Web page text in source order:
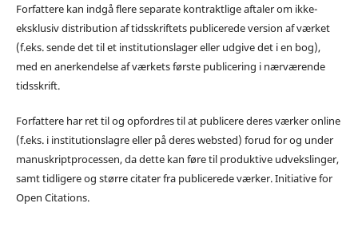
Forfattere kan indgå flere separate kontraktlige aftaler om ikke-
eksklusiv distribution af tidsskriftets publicerede version af værket
(f.eks. sende det til et institutionslager eller udgive det i en bog),
med en anerkendelse af værkets første publicering i nærværende
tidsskrift.
Forfattere har ret til og opfordres til at publicere deres værker online
(f.eks. i institutionslagre eller på deres websted) forud for og under
manuskriptprocessen, da dette kan føre til produktive udvekslinger,
samt tidligere og større citater fra publicerede værker. Initiative for
Open Citations.